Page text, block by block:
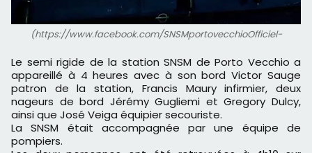
(https://www.facebook.com/SNSMportovecchioOfficiel-
Le semi rigide de la station SNSM de Porto Vecchio a
appareillé à 4 heures avec à son bord Victor Sauge
patron de la station, Francis Maury infirmier, deux
nageurs de bord Jérémy Gugliemi et Gregory Dulcy,
ainsi que José Veiga équipier secouriste.
La SNSM était accompagnée par une équipe de
pompiers.